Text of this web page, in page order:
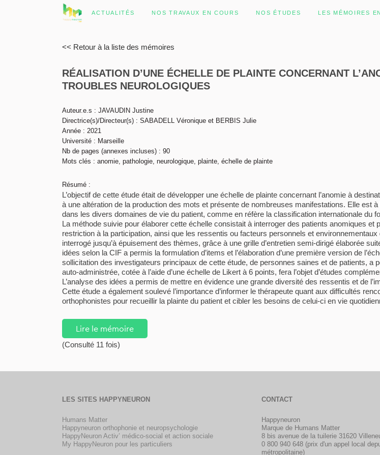
ACTUALITÉS NOS TRAVAUX EN COURS NOS ÉTUDES LES MÉMOIRES
<< Retour à la liste des mémoires
RÉALISATION D’UNE ÉCHELLE DE PLAINTE CONCERNANT
TROUBLES NEUROLOGIQUES
Auteur.e.s : JAVAUDIN Justine
Directrice(s)/Directeur(s) : SABADELL Véronique et BERBIS Julie
Année : 2021
Université : Marseille
Nb de pages (annexes incluses) : 90
Mots clés : anomie, pathologie, neurologique, plainte, échelle de plainte
Résumé :
L’objectif de cette étude était de développer une échelle de plainte concernant l’anomie à
à une altération de la production des mots et présente de nombreuses manifestations. Elle est
dans les divers domaines de vie du patient, comme en réfère la classification internationale du
La méthode suivie pour élaborer cette échelle consistait à interroger des patients anomiques
restriction à la participation, ainsi que les ressentis ou facteurs personnels et
interrogé jusqu’à épuisement des thèmes, grâce à une grille d’entretien semi-dirigé élaborée
idées selon la CIF a permis la formulation d’items et l’élaboration d’une première version de
sollicitation des investigateurs principaux de cette étude, de personnes saines et de patients, a
auto-administrée, cotée à l’aide d’une échelle de Likert à 6 points, fera l’objet d’études
L’analyse des idées a permis de mettre en évidence une grande diversité des ressentis et de
Cette étude a également soulevé l’importance d’informer le thérapeute quant aux difficultés
orthophonistes pour recueillir la plainte du patient et cibler les besoins de celui-ci en vie
Lire le mémoire
(Consulté 11 fois)
LES SITES HAPPYNEURON
Humans Matter
Happyneuron orthophonie et neuropsychologie
HappyNeuron Activ’ médico-social et action sociale
My HappyNeuron pour les particuliers
CONTACT
Happyneuron
Marque de Humans Matter
8 bis avenue de la tuilerie 31620
0 800 940 648 (prix d'un appel local
métropolitaine)